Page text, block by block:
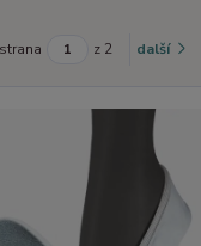
strana z 2 další